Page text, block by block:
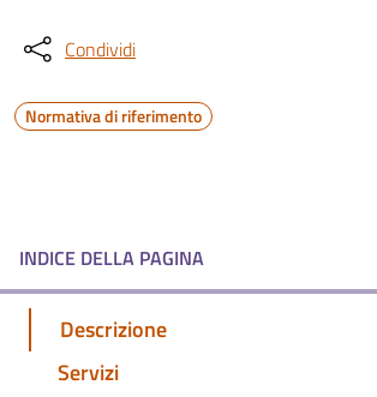
Condividi
Normativa di riferimento
INDICE DELLA PAGINA
Descrizione
Servizi